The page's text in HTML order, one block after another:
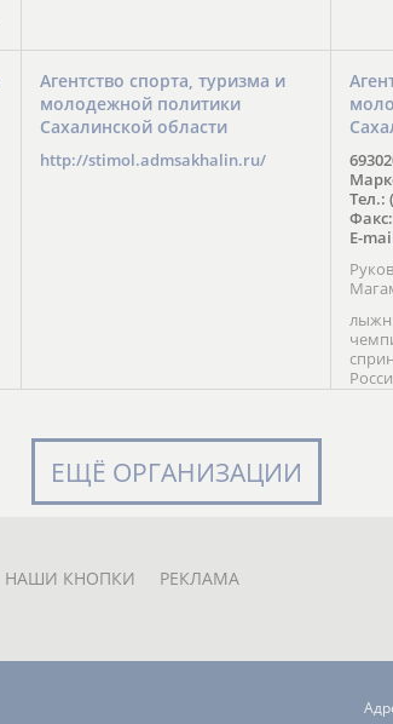
Агентство спорта, туризма и
молодежной политики
Сахалинской области
http://stimol.admsakhalin.ru/
Тел.:
E-
ЕЩЁ ОРГАНИЗАЦИИ
НАШИ КНОПКИ РЕКЛАМА